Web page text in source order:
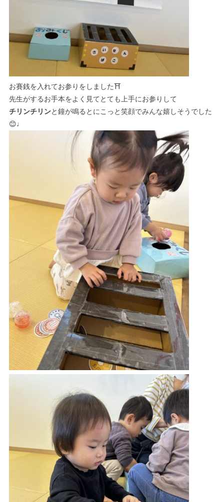
お賽銭を入れてお参りをしました⛩
先生がするお手本をよく見てとても上手にお参りして
チリンチリンと鐘が鳴るとにこっと笑顔でみんな嬉しそうでした
😊♩